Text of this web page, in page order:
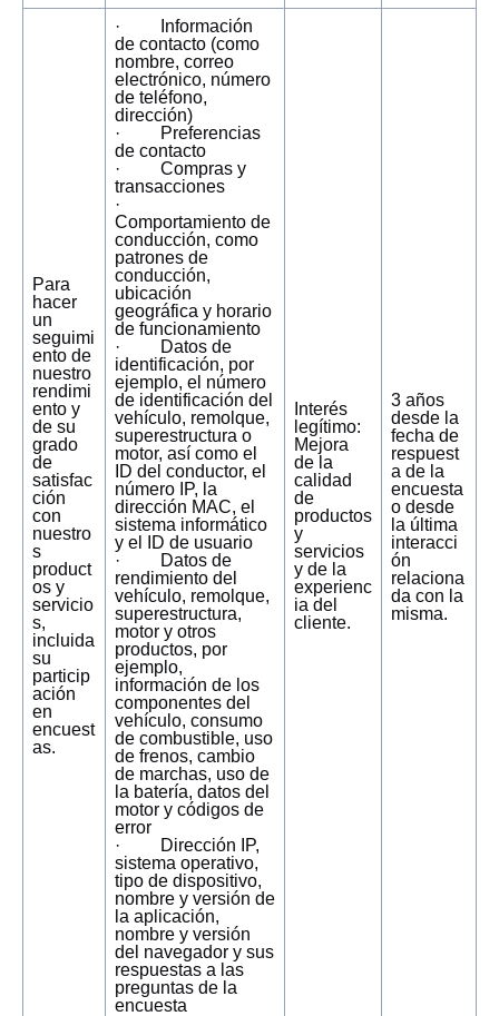
Para
hacer
un
seguimi
ento de
nuestro
rendimi
ento y
de su
grado
de
satisfac
ción
con
nuestro
s
product
os y
servicio
s,
incluida
su
particip
ación
en
encuest
as.
· Información
de contacto (como
nombre, correo
electrónico, número
de teléfono,
dirección)
· Preferencias
de contacto
· Compras y
transacciones
·
Comportamiento de
conducción, como
patrones de
conducción,
ubicación
geográfica y horario
de funcionamiento
· Datos de
identificación, por
ejemplo, el número
de identificación del
vehículo, remolque,
superestructura o
motor, así como el
ID del conductor, el
número IP, la
dirección MAC, el
sistema informático
y el ID de usuario
· Datos de
rendimiento del
vehículo, remolque,
superestructura,
motor y otros
productos, por
ejemplo,
información de los
componentes del
vehículo, consumo
de combustible, uso
de frenos, cambio
de marchas, uso de
la batería, datos del
motor y códigos de
error
· Dirección IP,
sistema operativo,
tipo de dispositivo,
nombre y versión de
la aplicación,
nombre y versión
del navegador y sus
respuestas a las
preguntas de la
encuesta
Interés
legítimo:
Mejora
de la
calidad
de
productos
y
servicios
y de la
experienc
ia del
cliente.
3 años
desde la
fecha de
respuest
a de la
encuesta
o desde
la última
interacci
ón
relaciona
da con la
misma.